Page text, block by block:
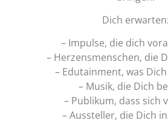
Dich erwarten:
– Impulse, die dich
– Herzensmenschen, die
– Edutainment, was
– Musik, die Dich
– Publikum, dass sich
– Aussteller, die Dich